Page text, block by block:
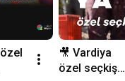
🎥 Vardiya
özel seçkişi,